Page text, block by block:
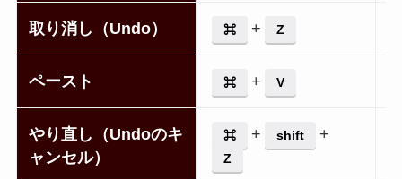
取り消し（Undo） ⌘ + Z
ペースト ⌘ + V
やり直し
（Undoのキ
ャンセル）
⌘ + shift +
Z